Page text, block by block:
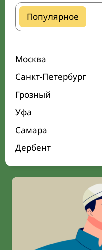
Популярное
Москва
Санкт-Петербург
Грозный
Уфа
Самара
Дербент